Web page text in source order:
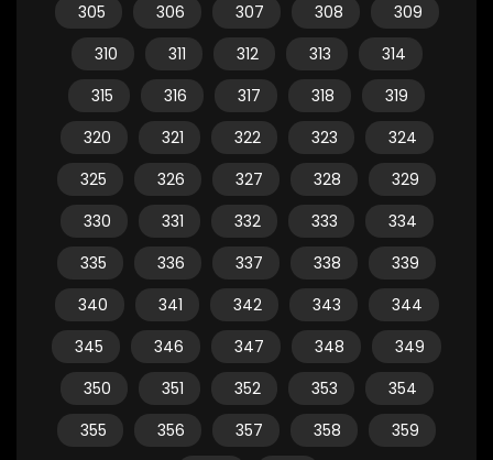
305
306 307 308
309
310
311 312 313
314
315
316 317 318
319
320
321 322 323
324
325
326 327 328
329
330
331 332 333
334
335
336 337 338
339
340
341 342 343
344
345
346 347 348
349
350
351 352 353
354
355
356 357 358
359